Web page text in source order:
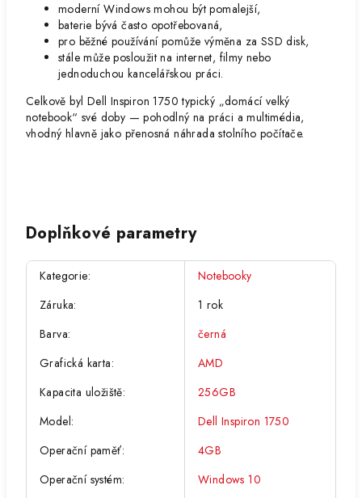
moderní Windows mohou být pomalejší,
baterie bývá často opotřebovaná,
pro běžné používání pomůže výměna za SSD disk,
stále může posloužit na internet, filmy nebo
jednoduchou kancelářskou práci.
Celkově byl Dell Inspiron 1750 typický „domácí velký
notebook“ své doby — pohodlný na práci a multimédia,
vhodný hlavně jako přenosná náhrada stolního počítače.
Doplňkové parametry
Kategorie:
Notebooky
Záruka:
1 rok
Barva:
černá
Grafická karta:
AMD
Kapacita uložiště:
256GB
Model:
Dell Inspiron 1750
Operační paměť:
4GB
Operační systém: Windows 10